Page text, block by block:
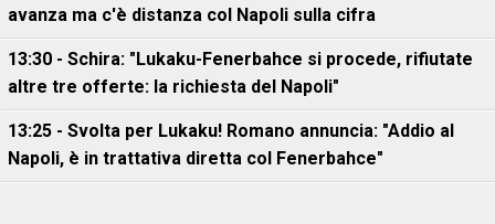
avanza ma c'è distanza col Napoli sulla cifra
13:30 - Schira: "Lukaku-Fenerbahce si procede, rifiutate
altre tre offerte: la richiesta del Napoli"
13:25 - Svolta per Lukaku! Romano annuncia: "Addio al
Napoli, è in trattativa diretta col Fenerbahce"